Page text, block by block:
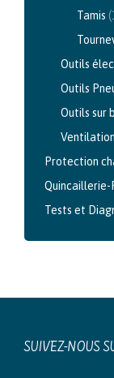
Tamis
Outils
Outils
Outils sur
Protection
Quincaillerie-
Tests et
SUIVEZ-NOUS